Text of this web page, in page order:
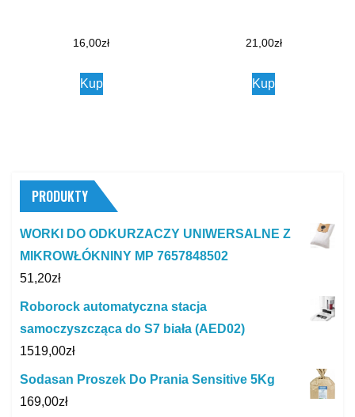
16,00zł
Kup
21,00zł
Kup
PRODUKTY
WORKI DO ODKURZACZY UNIWERSALNE Z
MIKROWŁÓKNINY MP 7657848502
51,20zł
Roborock automatyczna stacja
samoczyszcząca do S7 biała (AED02)
1519,00zł
Sodasan Proszek Do Prania Sensitive 5Kg
169,00zł